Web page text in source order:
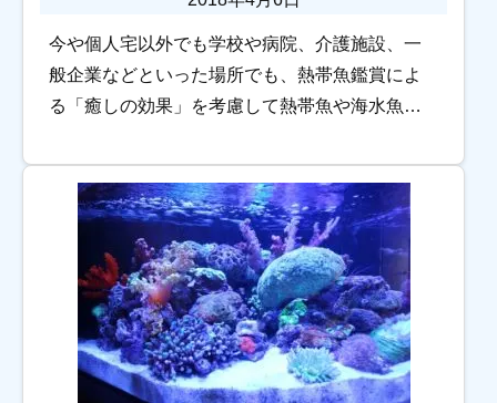
今や個人宅以外でも学校や病院、介護施設、一
般企業などといった場所でも、熱帯魚鑑賞によ
る「癒しの効果」を考慮して熱帯魚や海水魚水
ート施設などでも熱帯魚水槽を設置していると
ころも多く […]